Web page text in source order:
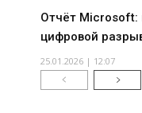
Отчёт Microsoft:
цифровой
25.01.2026 | 12:07